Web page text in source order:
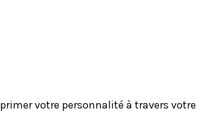
votre personnalité à travers votre